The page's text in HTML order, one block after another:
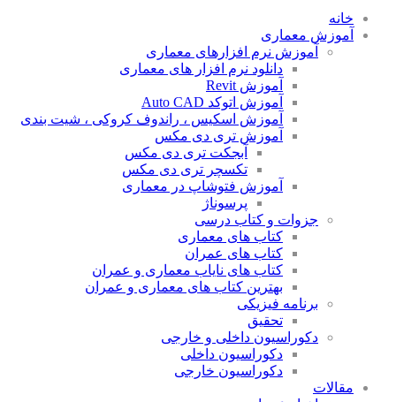
خانه
آموزش معماری
آموزش نرم افزارهای معماری
دانلود نرم افزار های معماری
آموزش Revit
آموزش اتوکد Auto CAD
آموزش اسکیس ، راندوف کروکی ، شیت بندی
آموزش تری دی مکس
آبجکت تری دی مکس
تکسچر تری دی مکس
آموزش فتوشاپ در معماری
پرسوناژ
جزوات و کتاب درسی
کتاب های معماری
کتاب های عمران
کتاب های نایاب معماری و عمران
بهترین کتاب های معماری و عمران
برنامه فیزیکی
تحقیق
دکوراسیون داخلی و خارجی
دکوراسیون داخلی
دکوراسیون خارجی
مقالات